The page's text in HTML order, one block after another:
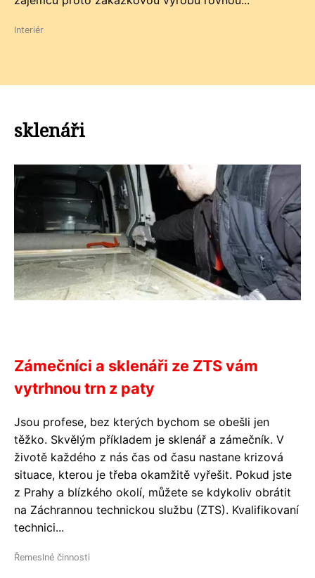
Interiér
sklenáři
Zámečníci a sklenáři ze ZTS vám
vytrhnou trn z paty
Jsou profese, bez kterých bychom se obešli jen
těžko. Skvělým příkladem je sklenář a zámečník. V
životě každého z nás čas od času nastane krizová
situace, kterou je třeba okamžitě vyřešit. Pokud jste
z Prahy a blízkého okolí, můžete se kdykoliv obrátit
na Záchrannou technickou službu (ZTS). Kvalifikovaní
technici...
Řemeslné činnosti